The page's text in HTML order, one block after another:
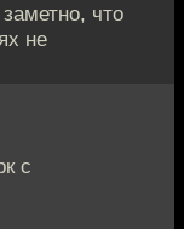
что
не
с